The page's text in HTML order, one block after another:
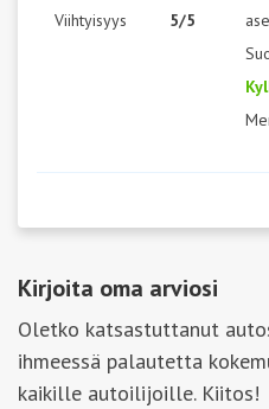
Viihtyisyys
5/5
Kirjoita oma arviosi
Oletko katsastuttanut
ihmeessä palautetta
kaikille autoilijoille. Kiitos!